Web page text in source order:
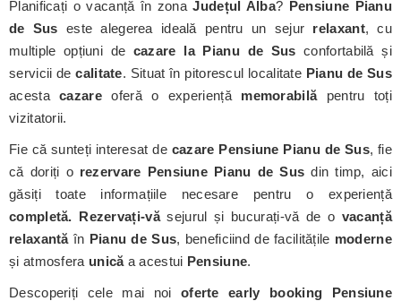
Planificați o vacanță în zonaJudețul Alba? Pensiune Pianu
de Sus este alegerea ideală pentru un sejur relaxant, cu
multiple opțiuni de cazare la Pianu de Sus confortabilă și
servicii decalitate. Situat în pitorescul localitate Pianu de Sus
acestacazareoferă o experiență memorabilăpentru toți
vizitatorii.
Fie că sunteți interesat de cazare Pensiune Pianu de Sus, fie
că doriți o rezervare Pensiune Pianu de Sus din timp, aici
găsiți toate informațiile necesare pentru o experiență
completă. Rezervați-văsejurul și bucurați-vă de o vacanță
relaxantăîn Pianu de Sus, beneficiind de facilitățile moderne
și atmosfera unicăa acestui Pensiune.
Descoperiți cele mai noi oferte early booking Pensiune